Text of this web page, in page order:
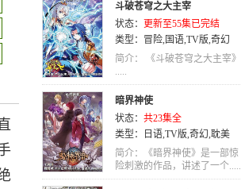
斗破苍穹之大主宰
状态： 更新至55集已完结
类型： 冒险, 国语,TV版,奇幻
简介： 《斗破苍穹之大主宰》
.....
暗界神使
状态： 共23集全
类型：
日语,TV版,奇幻,耽美
简介：《暗界神使》是一部惊
险刺激的作品，讲述了一个.....